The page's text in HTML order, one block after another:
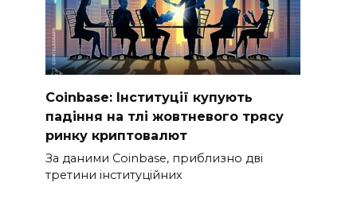
Coinbase: Інституції купують
падіння на тлі жовтневого трясу
ринку криптовалют
За даними Coinbase, приблизно дві
третини інституційних